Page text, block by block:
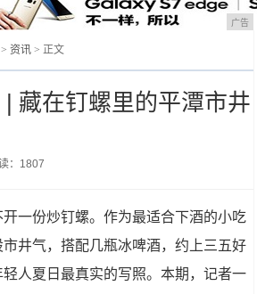
广告
>资讯 > 正文
藏在钉螺里的平潭市井
：1807
一份炒钉螺。作为最适合下酒的小吃
井气，搭配几瓶冰啤酒，约上三五好
人夏日最真实的写照。本期，记者一